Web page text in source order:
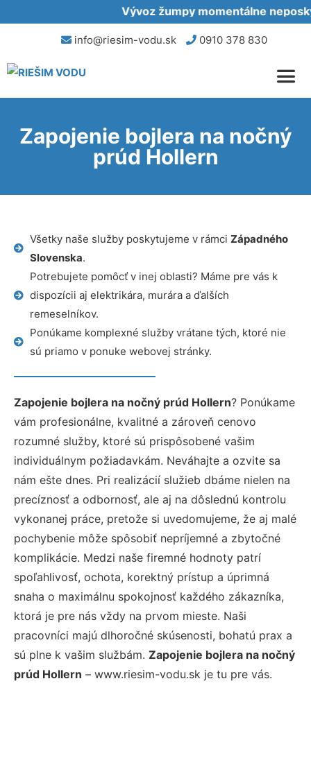
Vývoz žumpy momentálne
info@riesim-vodu.sk 0910 378 830
Zapojenie bojlera na nočný
prúd Hollern
Všetky naše služby poskytujeme v rámci Západného
Slovenska.
Potrebujete pomôcť v inej oblasti? Máme pre vás k
dispozícii aj elektrikára, murára a ďalších
remeselníkov.
Ponúkame komplexné služby vrátane tých, ktoré nie
sú priamo v ponuke webovej stránky.
Zapojenie bojlera na nočný prúd Hollern? Ponúkame
vám profesionálne, kvalitné a zároveň cenovo
rozumné služby, ktoré sú prispôsobené vašim
individuálnym požiadavkám. Neváhajte a ozvite sa
nám ešte dnes. Pri realizácií služieb dbáme nielen na
precíznosť a odbornosť, ale aj na dôslednú kontrolu
vykonanej práce, pretože si uvedomujeme, že aj malé
pochybenie môže spôsobiť nepríjemné a zbytočné
komplikácie. Medzi naše firemné hodnoty patrí
spoľahlivosť, ochota, korektný prístup a úprimná
snaha o maximálnu spokojnosť každého zákazníka,
ktorá je pre nás vždy na prvom mieste. Naši
pracovníci majú dlhoročné skúsenosti, bohatú prax a
sú plne k vašim službám. Zapojenie bojlera na nočný
prúd Hollern – www.riesim-vodu.sk je tu pre vás.